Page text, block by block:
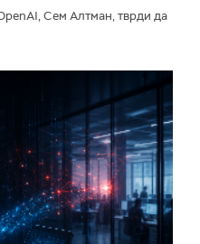
Сем Алтман, тврди да